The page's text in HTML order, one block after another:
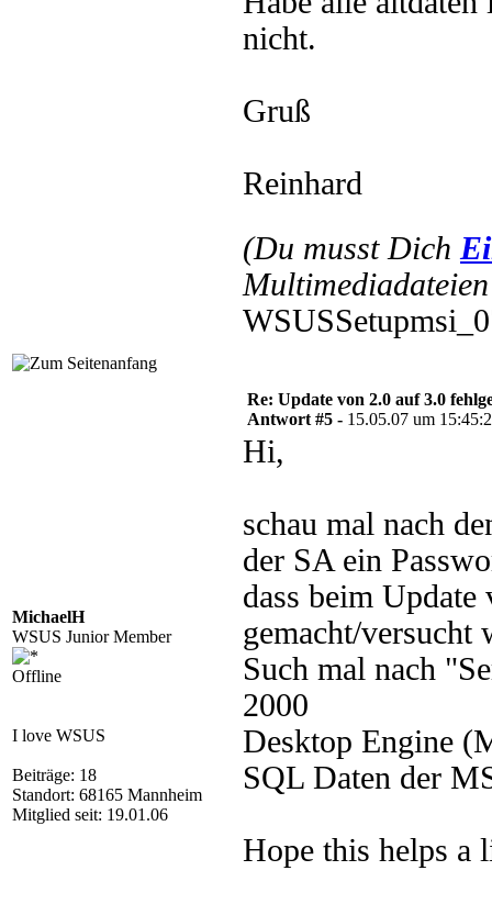
nicht.
Gruß
Reinhard
(Du musst Dich
MichaelH
WSUS Junior Member
Offline
I love WSUS
Beiträge: 18
Standort: 68165 Mannheim
Mitglied seit: 19.01.06
Re: Update von 2.0 auf 3.0
Antwort #5 - 15.05.07 um
Hi,
schau mal nach
der SA ein
dass beim
gemacht/versucht
Such mal nach
2000
Desktop Engine
SQL Daten der
Hope this helps a